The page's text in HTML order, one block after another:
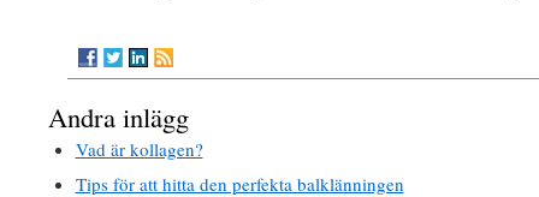
Andra inlägg
Vad är kollagen?
Tips för att hitta den perfekta balklänningen